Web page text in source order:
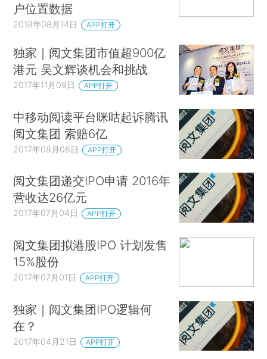
户位置数据
2018年08月14日 APP打开
独家｜阅文集团市值超900亿
港元 吴文辉谈机会和挑战
2017年11月09日 APP打开
中移动阅读平台咪咕起诉腾讯
阅文集团 索赔6亿
2017年08月08日 APP打开
阅文集团递交IPO申请 2016年
营收达26亿元
2017年07月04日 APP打开
阅文集团拟港股IPO 计划发售
15%股份
2017年07月01日 APP打开
独家｜阅文集团IPO逻辑何
在？
2017年04月21日 APP打开